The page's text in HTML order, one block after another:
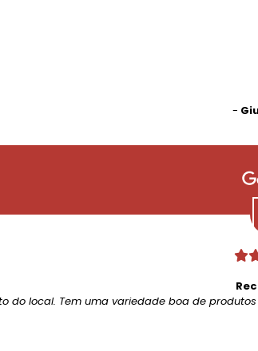
-
do local. Tem uma variedade boa de